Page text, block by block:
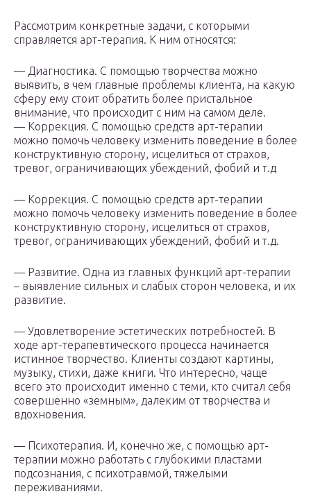
Рассмотрим конкретные задачи, с которыми
справляется арт-терапия. К ним относятся:
— Диагностика. С помощью творчества можно
выявить, в чем главные проблемы клиента, на какую
сферу ему стоит обратить более пристальное
внимание, что происходит с ним на самом деле.
— Коррекция. С помощью средств арт-терапии
можно помочь человеку изменить поведение в более
конструктивную сторону, исцелиться от страхов,
тревог, ограничивающих убеждений, фобий и т.д
— Коррекция. С помощью средств арт-терапии
можно помочь человеку изменить поведение в более
конструктивную сторону, исцелиться от страхов,
тревог, ограничивающих убеждений, фобий и т.д.
— Развитие. Одна из главных функций арт-терапии
– выявление сильных и слабых сторон человека, и их
развитие.
— Удовлетворение эстетических потребностей. В
ходе арт-терапевтического процесса начинается
истинное творчество. Клиенты создают картины,
музыку, стихи, даже книги. Что интересно, чаще
всего это происходит именно с теми, кто считал себя
совершенно «земным», далеким от творчества и
вдохновения.
— Психотерапия. И, конечно же, с помощью арт-
терапии можно работать с глубокими пластами
подсознания, с психотравмой, тяжелыми
переживаниями.